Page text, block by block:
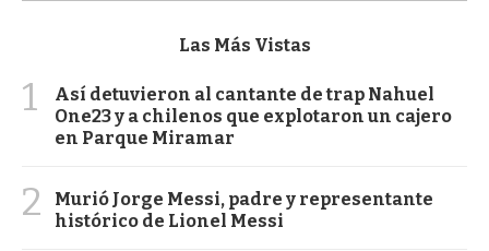
Las Más Vistas
1
Así detuvieron al cantante de trap Nahuel
One23 y a chilenos que explotaron un cajero
en Parque Miramar
2
Murió Jorge Messi, padre y representante
histórico de Lionel Messi